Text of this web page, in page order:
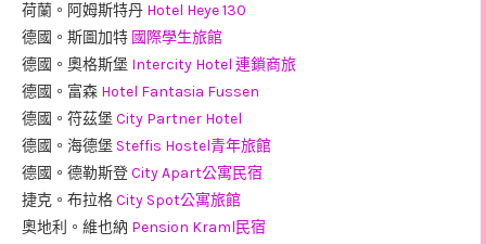
荷蘭。阿姆斯特丹 Hotel Heye 130
德國。斯圖加特 國際學生旅館
德國。奧格斯堡 Intercity Hotel 連鎖商旅
德國。富森 Hotel Fantasia Fussen
德國。符茲堡 City Partner Hotel
德國。海德堡 Steffis Hostel青年旅館
德國。德勒斯登City Apart公寓民宿
捷克。布拉格City Spot公寓旅館
奧地利。維也納 Pension Kraml民宿